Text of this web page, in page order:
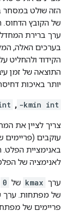
הזה שולט במסחר
של הקובץ הדחוס.
ערך ברירת
בערכים האלה,
הקידוד ולהחליט
התוצאה של זמן
יותר באיכות
-kmin int
,
צריך לציין את
עוקבים (פריימים
באנימציית הפלט.
לאנימציה של
ערך kmax של 0
של מפתחות. ערך
פריימים של